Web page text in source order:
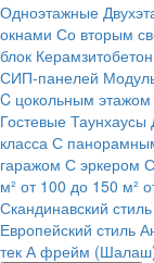
Одноэтажные
окнами Со вторым
блок Керамзитобетон
СИП-панелей
C цокольным этажом
Гостевые Таунхаусы
класса С
гаражом С эркером
м² от 100 до 150 м²
Скандинавский стиль
Европейский стиль
тек А фрейм